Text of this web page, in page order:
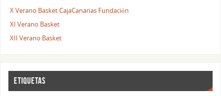
X Verano Basket CajaCanarias Fundación
XI Verano Basket
XII Verano Basket
ETIQUETAS